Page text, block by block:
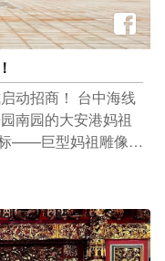
动招商！ 台中海线
南园的大安港妈祖
——巨型妈祖雕像，
最具代表性的宗教
步宣布 「大安港妈
）招商正式启
园区开发，包含妈